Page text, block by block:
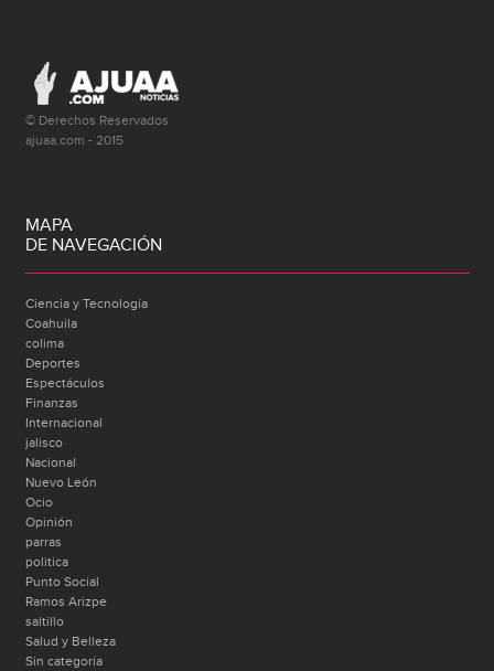
© Derechos Reservados
ajuaa.com - 2015
MAPA
DE NAVEGACIÓN
Ciencia y Tecnología
Coahuila
colima
Deportes
Espectáculos
Finanzas
Internacional
jalisco
Nacional
Nuevo León
Ocio
Opinión
parras
politica
Punto Social
Ramos Arizpe
saltillo
Salud y Belleza
Sin categoría